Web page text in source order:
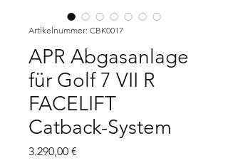
Artikelnummer: CBK0017
APR Abgasanlage
für Golf 7 VII R
FACELIFT
Catback-System
3.290,00 €